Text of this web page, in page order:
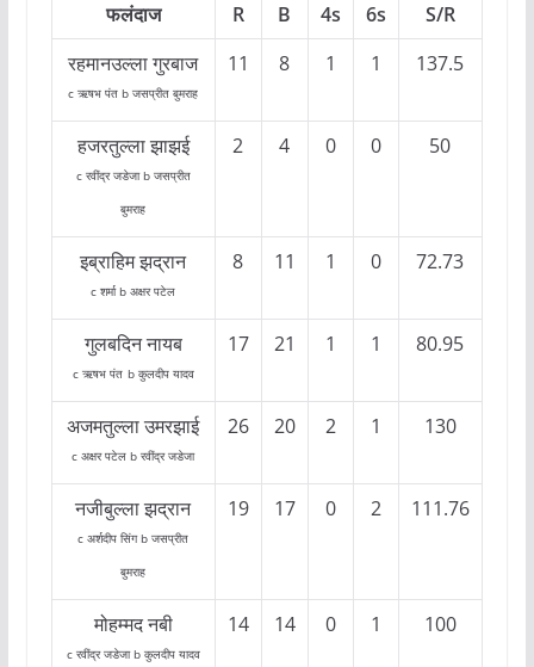
फलंदाज R B 4s 6s
S/R
रहमानउल्ला गुरबाज
c ऋषभ पंत b जसप्रीत बुमराह
11 8 1 1 137.5
हजरतुल्ला झाझई
c रवींद्र जडेजा b जसप्रीत
बुमराह
2 4 0 0 50
इब्राहिम झद्रान
c शर्मा b अक्षर पटेल
8 11 1 0 72.73
गुलबदिन नायब
c ऋषभ पंत b कुलदीप यादव
17 21 1 1 80.95
अजमतुल्ला उमरझाई
c अक्षर पटेल b रवींद्र जडेजा
26 20 2 1 130
नजीबुल्ला झद्रान
c अर्शदीप सिंग b जसप्रीत
बुमराह
19 17 0 2 111.76
मोहम्मद नबी
c रवींद्र जडेजा b कुलदीप यादव
14 14 0 1 100